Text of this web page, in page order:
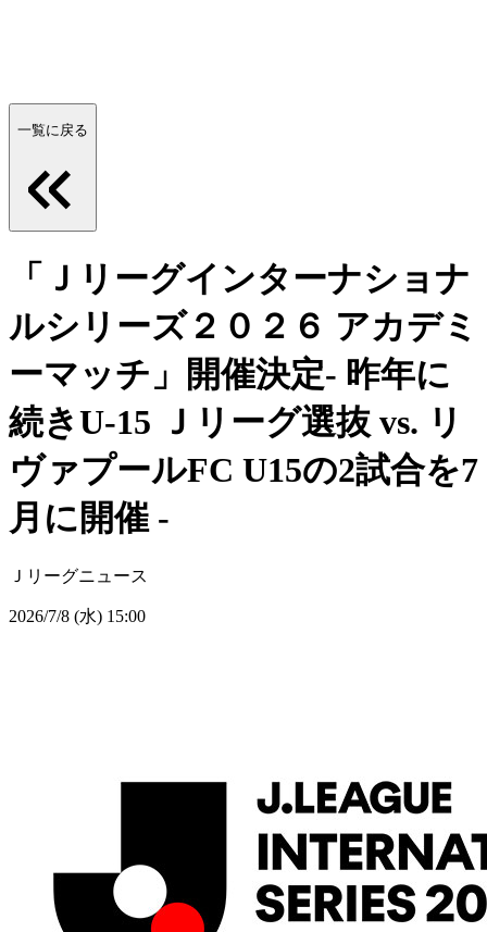
一覧に戻る
「Ｊリーグインターナショナ
ルシリーズ２０２６ アカデミ
ーマッチ」開催決定- 昨年に
続きU-15 Ｊリーグ選抜 vs. リ
ヴァプールFC U15の2試合を7
月に開催 -
Ｊリーグニュース
2026/7/8 (水) 15:00